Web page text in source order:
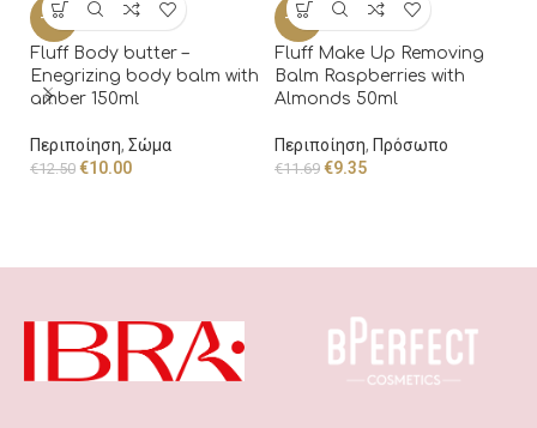
-20%
Fluff Body butter –
Enegrizing body balm with
amber 150ml
Περιποίηση, Σώμα
€12.50 €10.00
-20%
Fluff Make Up Removing
Balm Raspberries with
Almonds 50ml
Περιποίηση, Πρόσωπο
€11.69 €9.35